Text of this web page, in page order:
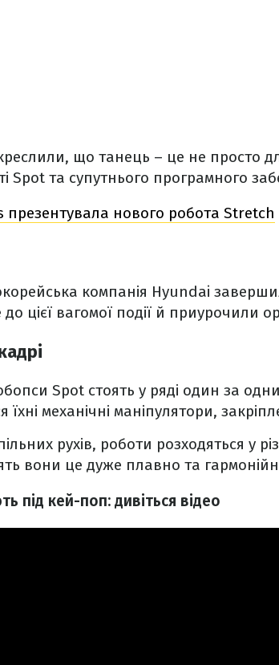
що танець – це не просто
Spot та супутнього програмного
презентувала нового робота Stretch
компанія Hyundai
цієї вагомої події й приурочили
Spot стоять у ряді один за
механічні маніпулятори,
рухів, роботи розходяться у
вони це дуже плавно та
під кей-поп: дивіться відео